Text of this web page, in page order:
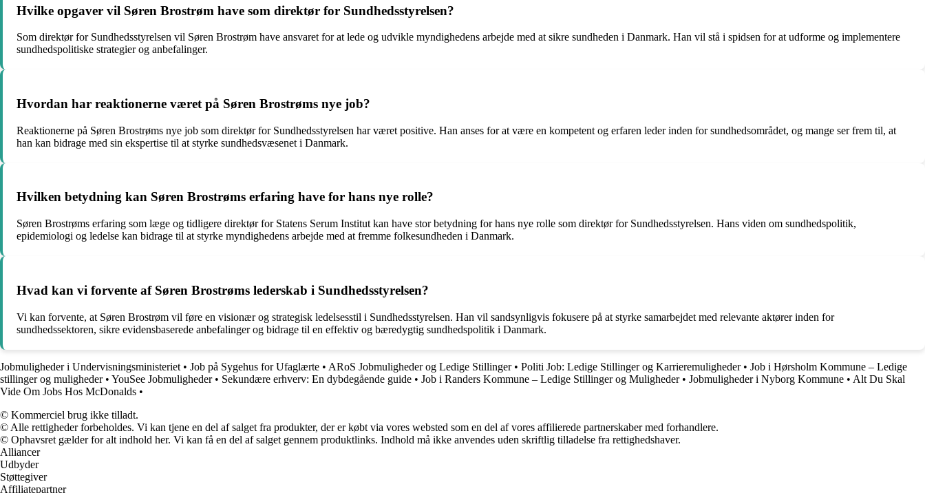
Hvilke opgaver vil Søren Brostrøm have som direktør for Sundhedsstyrelsen?
Som direktør for Sundhedsstyrelsen vil Søren Brostrøm have ansvaret for at lede og udvikle myndighedens arbejde med at sikre sundheden i Danmark. Han vil stå i spidsen for at udforme og implementere
sundhedspolitiske strategier og anbefalinger.
Hvordan har reaktionerne været på Søren Brostrøms nye job?
Reaktionerne på Søren Brostrøms nye job som direktør for Sundhedsstyrelsen har været positive. Han anses for at være en kompetent og erfaren leder inden for sundhedsområdet, og mange ser frem til, at
han kan bidrage med sin ekspertise til at styrke sundhedsvæsenet i Danmark.
Hvilken betydning kan Søren Brostrøms erfaring have for hans nye rolle?
Søren Brostrøms erfaring som læge og tidligere direktør for Statens Serum Institut kan have stor betydning for hans nye rolle som direktør for Sundhedsstyrelsen. Hans viden om sundhedspolitik,
epidemiologi og ledelse kan bidrage til at styrke myndighedens arbejde med at fremme folkesundheden i Danmark.
Hvad kan vi forvente af Søren Brostrøms lederskab i Sundhedsstyrelsen?
Vi kan forvente, at Søren Brostrøm vil føre en visionær og strategisk ledelsesstil i Sundhedsstyrelsen. Han vil sandsynligvis fokusere på at styrke samarbejdet med relevante aktører inden for
sundhedssektoren, sikre evidensbaserede anbefalinger og bidrage til en effektiv og bæredygtig sundhedspolitik i Danmark.
Jobmuligheder i Undervisningsministeriet • Job på Sygehus for Ufaglærte • ARoS Jobmuligheder og Ledige Stillinger• Politi Job: Ledige Stillinger og Karrieremuligheder• Job i Hørsholm Kommune – Ledige
stillinger og muligheder• YouSee Jobmuligheder• Sekundære erhverv: En dybdegående guide • Job i Randers Kommune – Ledige Stillinger og Muligheder• Jobmuligheder i Nyborg Kommune • Alt Du Skal
Vide Om Jobs Hos McDonalds •
© Kommerciel brug ikke tilladt.
© Alle rettigheder forbeholdes. Vi kan tjene en del af salget fra produkter, der er købt via vores websted som en del af vores affilierede partnerskaber med forhandlere.
© Ophavsret gælder for alt indhold her. Vi kan få en del af salget gennem produktlinks. Indhold må ikke anvendes uden skriftlig tilladelse fra rettighedshaver.
Alliancer
Udbyder
Støttegiver
Affiliatepartner